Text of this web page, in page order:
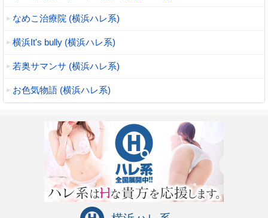
なめこ治療院 (横浜ハレ系)
横浜It's bully (横浜ハレ系)
若奥サマンサ (横浜ハレ系)
お色気物語 (横浜ハレ系)